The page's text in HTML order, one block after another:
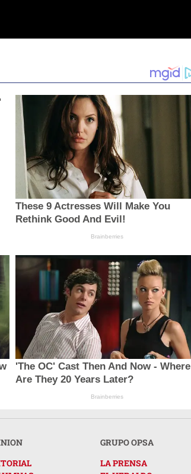
These 9 Actresses Will Make You
Rethink Good And Evil!
Brainberries
'The OC' Cast Then And Now - Where
Are They 20 Years Later?
Brainberries
GRUPO OPSA
LA PRENSA